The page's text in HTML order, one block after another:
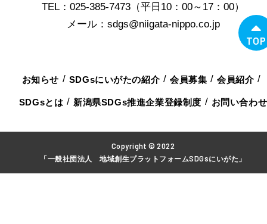
TOP
TEL：025-385-7473（平日10：00～17：00）
メール：sdgs@niigata-nippo.co.jp
お知らせ SDGsにいがたの紹介 会員募集 会員紹介
SDGsとは 新潟県SDGs推進企業登録制度 お問い合わせ
Copyright © 2022
「一般社団法人 地域創生プラットフォームSDGsにいがた」